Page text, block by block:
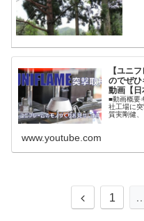
【ユニ
のでぜ
動画【日
■動画概要
社工場に
質実剛健
www.youtube.com
1